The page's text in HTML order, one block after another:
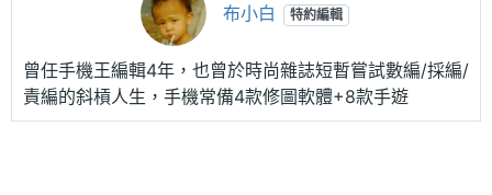
布小白 特約編輯
曾任手機王編輯4年，也曾於時尚雜誌短暫嘗試數編/採編/
責編的斜槓人生，手機常備4款修圖軟體+8款手遊